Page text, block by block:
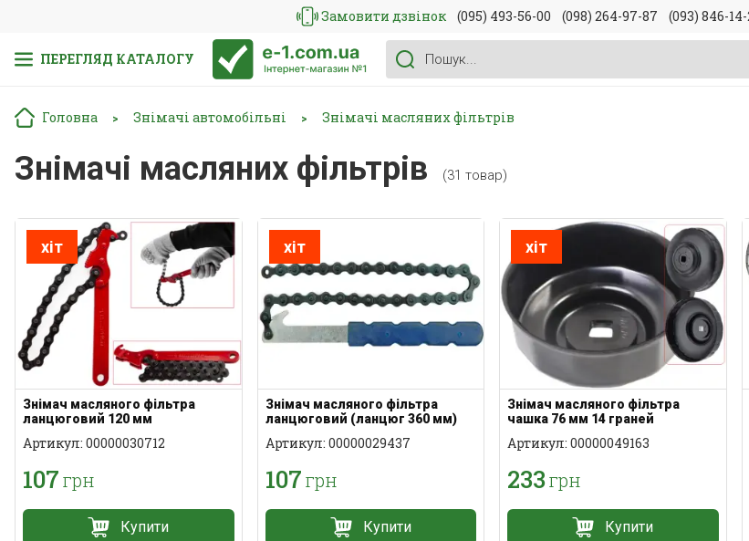
Замовити дзвінок (095) 493-56-00 (098) 264-97-87 (093) 846-
ПЕРЕГЛЯД КАТАЛОГУ
Головна > Знімачі автомобільні > Знімачі масляних фільтрів
Знімачі масляних фільтрів (31 товар)
хіт
Знімач масляного фільтра
ланцюговий 120 мм
Артикул: 00000030712
107грн
Купити
хіт
Знімач масляного фільтра
ланцюговий (ланцюг 360 мм)
Артикул: 00000029437
107грн
Купити
хіт
Знімач масляного фільтра
чашка 76 мм 14 граней
Артикул: 00000049163
233грн
Купити